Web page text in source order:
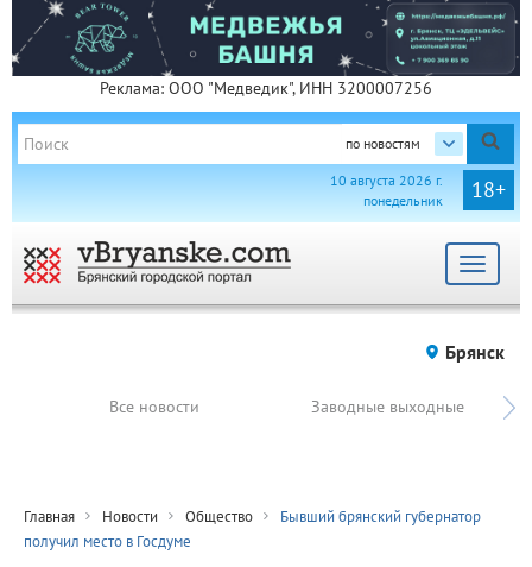
Реклама: ООО "Медведик", ИНН 3200007256
по новостям
18+
10 августа 2026 г.
понедельник
Toggle
Брянск
Все новости Заводные выходные
Главная Новости Общество
Бывший брянский губернатор
получил место в Госдуме